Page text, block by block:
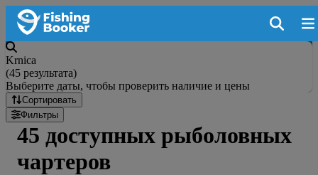
Krnica
(45 результата)
Выберите даты, чтобы проверить наличие и цены
Сортировать
Фильтры
45 доступных рыболовных
чартеров